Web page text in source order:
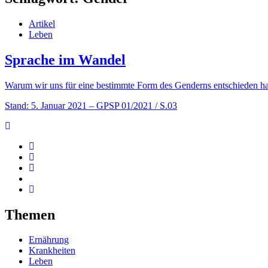
Artikel
Leben
Sprache im Wandel
Warum wir uns für eine bestimmte Form des Genderns entschieden
Stand: 5. Januar 2021 – GPSP 01/2021 / S.03
Themen
Ernährung
Krankheiten
Leben